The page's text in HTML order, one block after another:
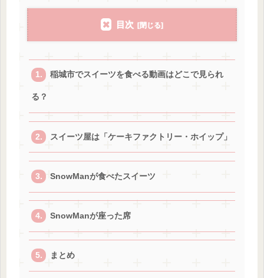
目次
稲城市でスイーツを食べる動画はどこで見られ
る？
スイーツ屋は「ケーキファクトリー・ホイップ」
SnowManが食べたスイーツ
SnowManが座った席
まとめ